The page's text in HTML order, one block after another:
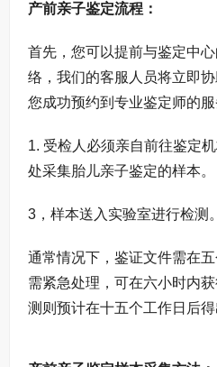
产前亲子鉴定流程：
首先，您可以提前与鉴定中
络，我们的客服人员将立即
您成功预约到专业鉴定师的服
1. 受检人必须亲自前往鉴定
处采集胎儿亲子鉴定的样本。
3，样本送入实验室进行检测。
通常情况下，鉴证文件需在
需紧急处理，可在六小时内
测则预计在十五个工作日后得